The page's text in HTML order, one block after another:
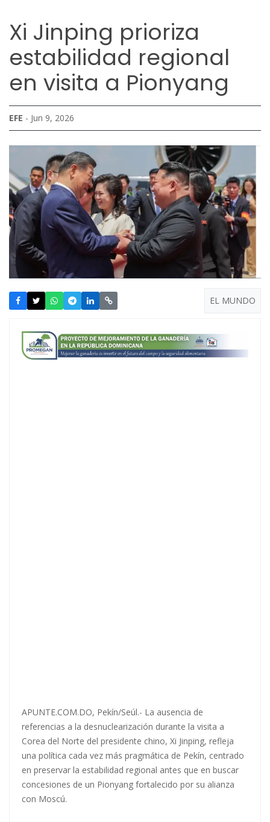
Xi Jinping prioriza
estabilidad regional
en visita a Pionyang
EFE - Jun 9, 2026
EL MUNDO
APUNTE.COM.DO, Pekín/Seúl.- La ausencia de
referencias a la desnuclearización durante la visita a
Corea del Norte del presidente chino, Xi Jinping, refleja
una política cada vez más pragmática de Pekín, centrado
en preservar la estabilidad regional antes que en buscar
concesiones de un Pionyang fortalecido por su alianza
con Moscú.